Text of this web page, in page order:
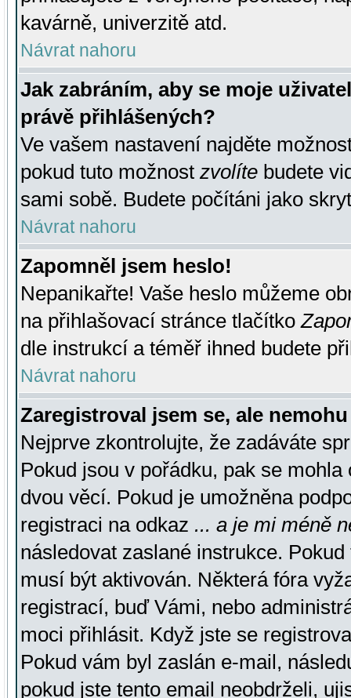
kavárně, univerzitě atd.
Návrat nahoru
Jak zabráním, aby se moje
právě přihlášených?
Ve vašem nastavení najděte
pokud tuto možnost zvolíte budete
sami sobě. Budete počítáni jako
Návrat nahoru
Zapomněl jsem heslo!
Nepanikařte! Vaše heslo můžeme
na přihlašovací stránce tlačítko
dle instrukcí a téměř ihned budete
Návrat nahoru
Zaregistroval jsem se, ale
Nejprve zkontrolujte, že zadáváte
Pokud jsou v pořádku, pak se
dvou věcí. Pokud je umožněna
registraci na odkaz ... a je mi méně
následovat zaslané instrukce.
musí být aktivován. Některá fóra
registrací, buď Vámi, nebo
moci přihlásit. Když jste se
Pokud vám byl zaslán e-mail,
pokud jste tento email neobdrželi,